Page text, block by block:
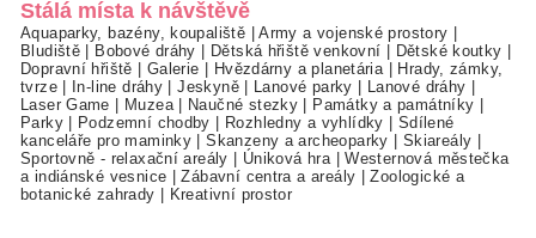
Stálá místa k návštěvě
Aquaparky, bazény, koupaliště |Army a vojenské prostory
Bludiště
Bobové dráhy Dětská hřiště venkovní Dětské koutky
Dopravní hřiště
Galerie Hvězdárny a planetária|
Hrady, zámky,
tvrze| In-line dráhy |Jeskyně| Lanové parky Lanové dráhy
Laser Game
Muzea| Naučné stezky Památky a památníky
Parky| Podzemní chodby Rozhledny a vyhlídky
Sdílené
kanceláře pro maminky |Skanzeny a archeoparky Skiareály
Sportovně - relaxační areály
Úniková hra|Westernová městečka
a indiánské vesnice |Zábavní centra a areály |Zoologické a
botanické zahrady
Kreativní prostor